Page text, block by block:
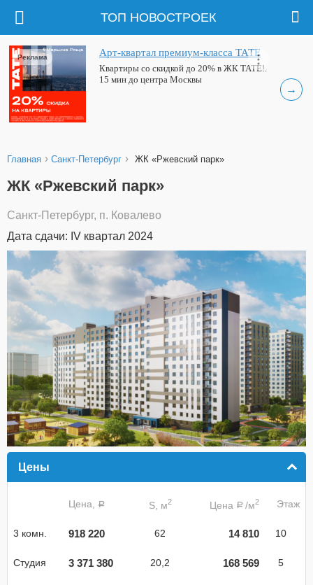
ТОП НОВОСТРОЕК
→
Арт-квартал премиум-класса ТАТЕ
Квартиры со скидкой до 20% в ЖК ТАТЕ!.
15 мин до центра Москвы
Реклама
Главная › Санкт-Петербург › ЖК «Ржевский парк»
ЖК «Ржевский парк»
Санкт-Петербург, п. Ковалево
Дата сдачи: IV квартал 2024
Цены
Цена, a S, м2 Цена a /м2 Этаж
3 комн. 918 220 62 14 810 10
Студия 3 371 380 20,2 168 569 5